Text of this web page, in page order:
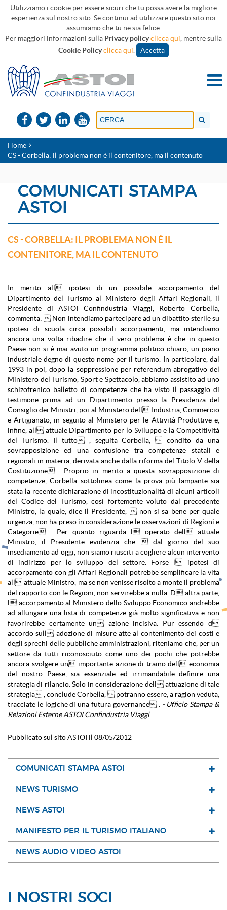
Utilizziamo i cookie per essere sicuri che tu possa avere la migliore
esperienza sul nostro sito. Se continui ad utilizzare questo sito noi
assumiamo che tu ne sia felice.
Per maggiori informazioni sulla Privacy policyclicca qui , mentre sulla
Cookie Policyclicca qui Accetta
Home
CS - Corbella: il problema non è il contenitore, ma il contenuto
COMUNICATI STAMPA
ASTOI
CS - CORBELLA: IL PROBLEMA NON È IL
CONTENITORE, MA IL CONTENUTO
In merito all ipotesi di un possibile accorpamento del
Dipartimento del Turismo al Ministero degli Affari Regionali, il
Presidente di ASTOI Confindustria Viaggi, Roberto Corbella,
commenta:  Non intendiamo partecipare ad un dibattito sterile su
ipotesi di scuola circa possibili accorpamenti, ma intendiamo
ancora una volta ribadire che il vero problema è che in questo
Paese non si è mai avuto un programma politico chiaro, un piano
industriale degno di questo nome per il turismo. In particolare, dal
1993 in poi, dopo la soppressione per referendum abrogativo del
Ministero del Turismo, Sport e Spettacolo, abbiamo assistito ad uno
schizofrenico balletto di competenze che ha visto il passaggio di
testimone prima ad un Dipartimento presso la Presidenza del
Consiglio dei Ministri, poi al Ministero dell Industria, Commercio
e Artigianato, in seguito al Ministero per le Attività Produttive e,
infine, all attuale Dipartimento per lo Sviluppo e la Competitività
del Turismo. Il tutto , seguita Corbella,  condito da una
sovrapposizione ed una confusione tra competenze statali e
regionali in materia, derivata anche dalla riforma del Titolo V della
Costituzione . Proprio in merito a questa sovrapposizione di
competenze, Corbella sottolinea come la prova più lampante sia
stata la recente dichiarazione di incostituzionalità di alcuni articoli
del Codice del Turismo, così fortemente voluto dal precedente
Ministro, la quale, dice il Presidente,  non si sa bene per quale
urgenza, non ha preso in considerazione le osservazioni di Regioni e
Categorie . Per quanto riguarda l operato dell attuale
Ministro, il Presidente evidenzia che  dal giorno del suo
insediamento ad oggi, non siamo riusciti a cogliere alcun intervento
di indirizzo per lo sviluppo del settore. Forse l ipotesi di
accorpamento con gli Affari Regionali potrebbe semplificare la vita
all attuale Ministro, ma se non venisse risolto a monte il problema
del rapporto con le Regioni, non servirebbe a nulla. D altra parte,
l accorpamento al Ministero dello Sviluppo Economico andrebbe
ad allungare una lista di competenze già molto significativa e non
favorirebbe certamente un azione incisiva. Pur essendo d
accordo sull adozione di misure atte al contenimento dei costi e
degli sprechi delle pubbliche amministrazioni, riteniamo che, per un
settore da tutti riconosciuto come uno dei pochi che potrebbe
ancora svolgere un importante azione di traino dell economia
del nostro Paese, sia essenziale ed irrimandabile definire una
strategia di rilancio. Solo in considerazione dell attuazione di tale
strategia , conclude Corbella,  potranno essere, a ragion veduta,
tracciate le logiche di una futura governance . - Ufficio Stampa &
Relazioni Esterne ASTOI Confindustria Viaggi
Pubblicato sul sito ASTOI il 08/05/2012
COMUNICATI STAMPA ASTOI
NEWS TURISMO
NEWS ASTOI
MANIFESTO PER IL TURISMO ITALIANO
NEWS AUDIO VIDEO ASTOI
I NOSTRI SOCI